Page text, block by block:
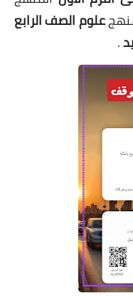
علوم الصف الرابع
.